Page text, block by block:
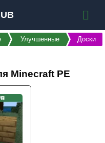
Улучшенные Доски
Minecraft PE